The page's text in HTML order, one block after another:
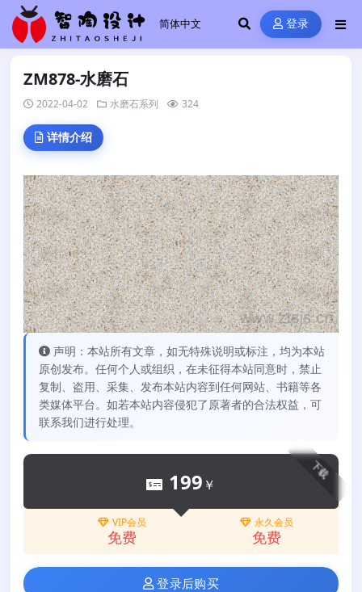
登录
ZM878-水磨石
2022-04-02 水磨石系列 324
详情介绍
声明：本站所有文章，如无特殊说明或标注，均为本站
原创发布。任何个人或组织，在未征得本站同意时，禁止
复制、盗用、采集、发布本站内容到任何网站、书籍等各
类媒体平台。如若本站内容侵犯了原著者的合法权益，可
联系我们进行处理。
下载
199 ￥
VIP会员
免费
永久会员
免费
登录后购买